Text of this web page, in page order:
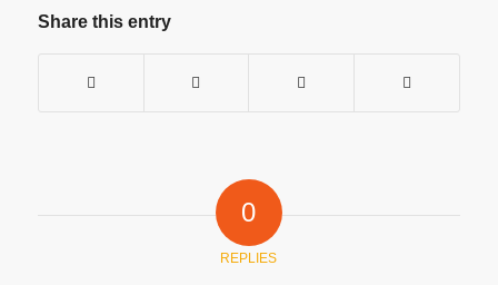
Share this entry
0
REPLIES